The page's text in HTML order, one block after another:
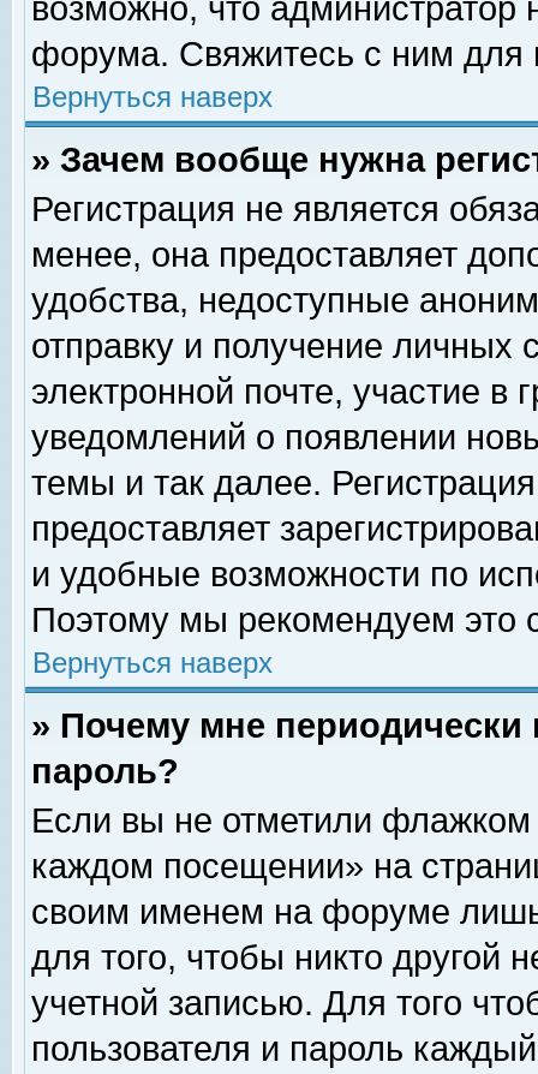
возможно, что
форума. Свяжитесь с ним для
Вернуться наверх
» Зачем вообще нужна
Регистрация не является
менее, она предоставляет
удобства, недоступные
отправку и получение личных
электронной почте, участие в
уведомлений о появлении
темы и так далее.
предоставляет
и удобные возможности по
Поэтому мы рекомендуем это
Вернуться наверх
» Почему мне
пароль?
Если вы не отметили флажком
каждом посещении» на
своим именем на форуме
для того, чтобы никто другой
учетной записью. Для того
пользователя и пароль